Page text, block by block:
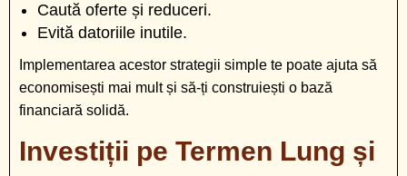
Caută oferte și reduceri.
Evită datoriile inutile.
Implementarea acestor strategii simple te poate ajuta să
economisești mai mult și să-ți construiești o bază
financiară solidă.
Investiții pe Termen Lung și